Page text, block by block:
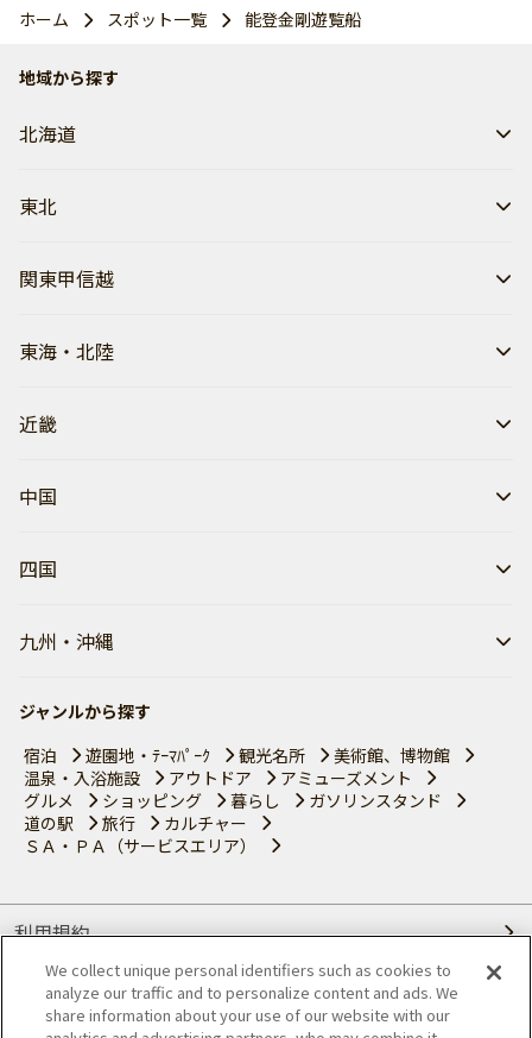
ホーム スポット一覧 能登金剛遊覧船
地域から探す
北海道
東北
関東甲信越
東海・北陸
近畿
中国
四国
九州・沖縄
ジャンルから探す
宿泊
遊園地・ﾃｰﾏﾊﾟｰｸ 観光名所
美術館、博物館
温泉・入浴施設
アウトドア
アミューズメント
グルメ
ショッピング 暮らし
ガソリンスタンド
道の駅
旅行
カルチャー
ＳＡ・ＰＡ（サービスエリア）
利用規約
個人情報の取り扱いについて
We collect unique personal identifiers such as cookies to
analyze our traffic and to personalize content and ads. We
share information about your use of our website with our